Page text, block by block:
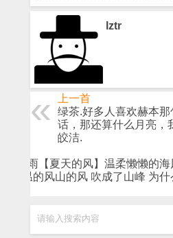
lztr
上一首
绿茶.好多人喜欢赫本那
话，那还算什么月亮，
皎洁.
姚思雨【夏天的风】温柔懒懒的
峰 温的风山的风 吹成了山峰 为
请输入搜索内容